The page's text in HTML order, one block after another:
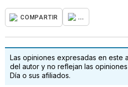
COMPARTIR ...
Las opiniones expresadas en este
del autor y no reflejan las
Día o sus afiliados.